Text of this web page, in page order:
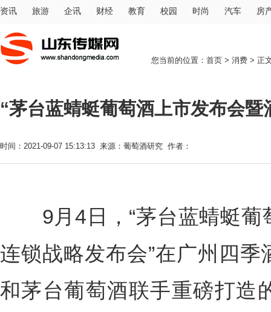
资讯 旅游 企讯 财经 教育 校园 时尚 汽车 房
您当前的位置： 首页 > 消费 > 正
“茅台蓝蜻蜓葡萄酒上市发布会
时间：2021-09-07 15:13:13 来源：葡萄酒研究 作者：
9月4日，“茅台蓝蜻蜓葡
连锁战略发布会”在广州四
和茅台葡萄酒联手重磅打造